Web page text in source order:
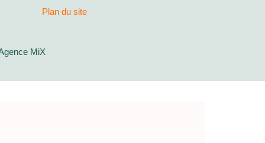
Plan du site
MiX